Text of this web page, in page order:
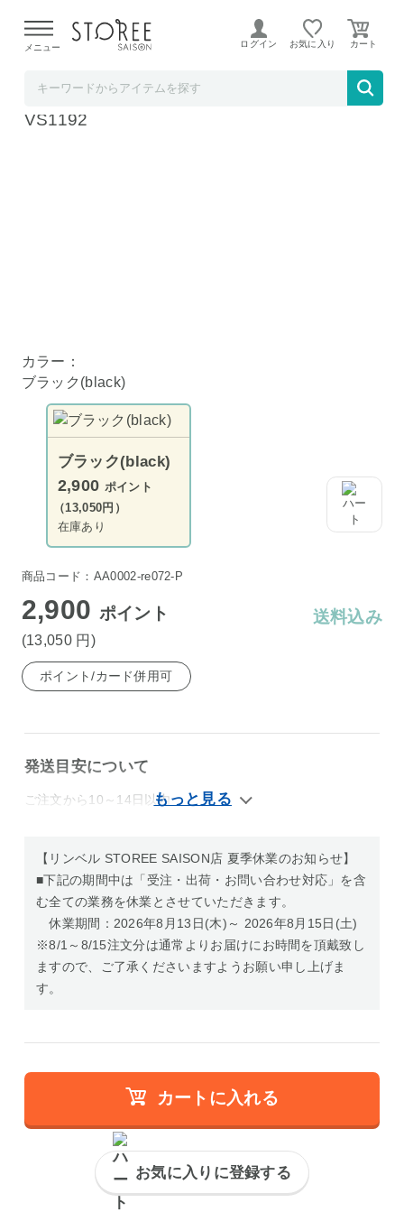
よる配送遅延が発生しております。
メニュー ログイン お気に入り
フードセーバー コンパクトセーバーブラック
VS1192
カラー：
ブラック(black)
ブラック(black)
2,900 ポイント
（13,050円）
在庫あり
商品コード：AA0002-re072-P
2,900 ポイント
(13,050 円 )
送料込み
ポイント/カード併用可
発送目安について
ご注文から10～14日以内
【リンベル STOREE SAISON店 夏季休業のお知らせ】
■下記の期間中は「受注・出荷・お問い合わせ対応」を含
む全ての業務を休業とさせていただきます。
休業期間：2026年8月13日(木)～ 2026年8月15日(土)
※8/1～8/15注文分は通常よりお届けにお時間を頂戴致し
ますので、ご了承くださいますようお願い申し上げま
す。
カートに入れる
お気に入りに登録する